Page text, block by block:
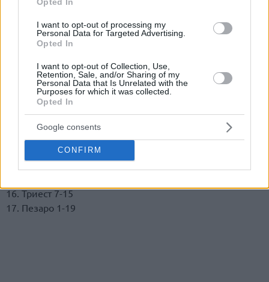
I want to opt-out of processing my
Personal Data for Targeted Advertising.
Opted In
I want to opt-out of Collection, Use,
Retention, Sale, and/or Sharing of my
Personal Data that Is Unrelated with the
Purposes for which it was collected.
Opted In
Google consents
CONFIRM
5. Бриндизи 13-8
6. Кремона 12-8
7. Фортитудо Болонья 11-10
8. Венеция 11-10
9. Тренто 11-10
10. Зависимость 9-10
11. Канту 9-11
12. Реджана 9-12
13. Тревизо 8-13
14. Виртус Рома 7-15
15. Пистойя 7-15
16. Триест 7-15
17. Пезаро 1-19